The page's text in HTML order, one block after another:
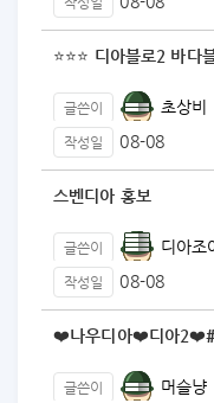
⭐⭐⭐ 디아블로2 바
글쓴이 초상비
작성일 08-08
스벤디아 홍보
글쓴이 디아조
작성일 08-08
❤️나우디아❤️디아2❤️#
글쓴이 머슬냥